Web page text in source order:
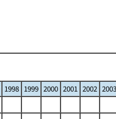
1998 1999 2000 2001 2002 2003